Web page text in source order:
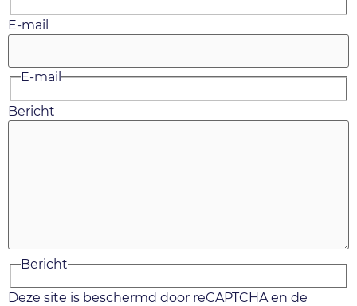
E-mail
E-mail
Bericht
Bericht
Deze site is beschermd door reCAPTCHA en de